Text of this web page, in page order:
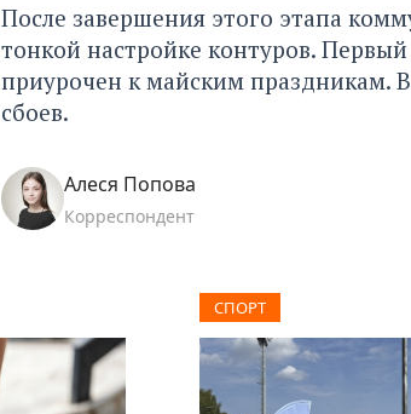
После завершения этого этапа
тонкой настройке контуров.
приурочен к майским праздникам.
сбоев.
Алеся Попова
Корреспондент
СПОРТ